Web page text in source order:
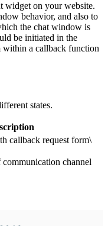
widget on your website.
behavior, and also to
the chat window is
be initiated in the
within a callback function
states.
callback request form\
channel